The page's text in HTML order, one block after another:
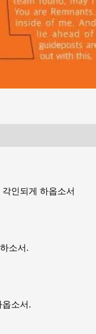
인되게 하옵소서
소서.
소서.